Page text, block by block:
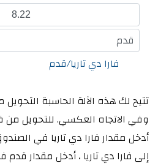
قدم
فارا دي تاريا/قدم
تتيح لك هذه الآلة الحاسبة التحويل
وفي الاتجاه العكسي. للتحويل من
أدخل مقدار فارا دي تاريا في
إلى فارا دي تاريا ، أدخل مقدار